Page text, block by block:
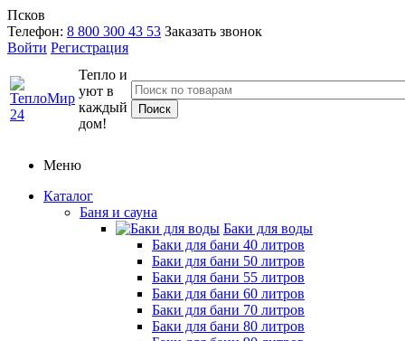
Псков
Телефон: 8 800 300 43 53 Заказать звонок
Войти Регистрация
Тепло и
уют в
каждый
дом!
Меню
Каталог
Баня и сауна
Баки для воды
Баки для бани 40 литров
Баки для бани 50 литров
Баки для бани 55 литров
Баки для бани 60 литров
Баки для бани 70 литров
Баки для бани 80 литров